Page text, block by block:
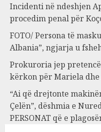
Incidenti në ndeshjen
procedim penal për
FOTO/ Persona të
Albania”, ngjarja u
Prokuroria jep
kërkon për Mariela
“Ai që drejtonte
Çelën”, dëshmia e
PERSONAT që e